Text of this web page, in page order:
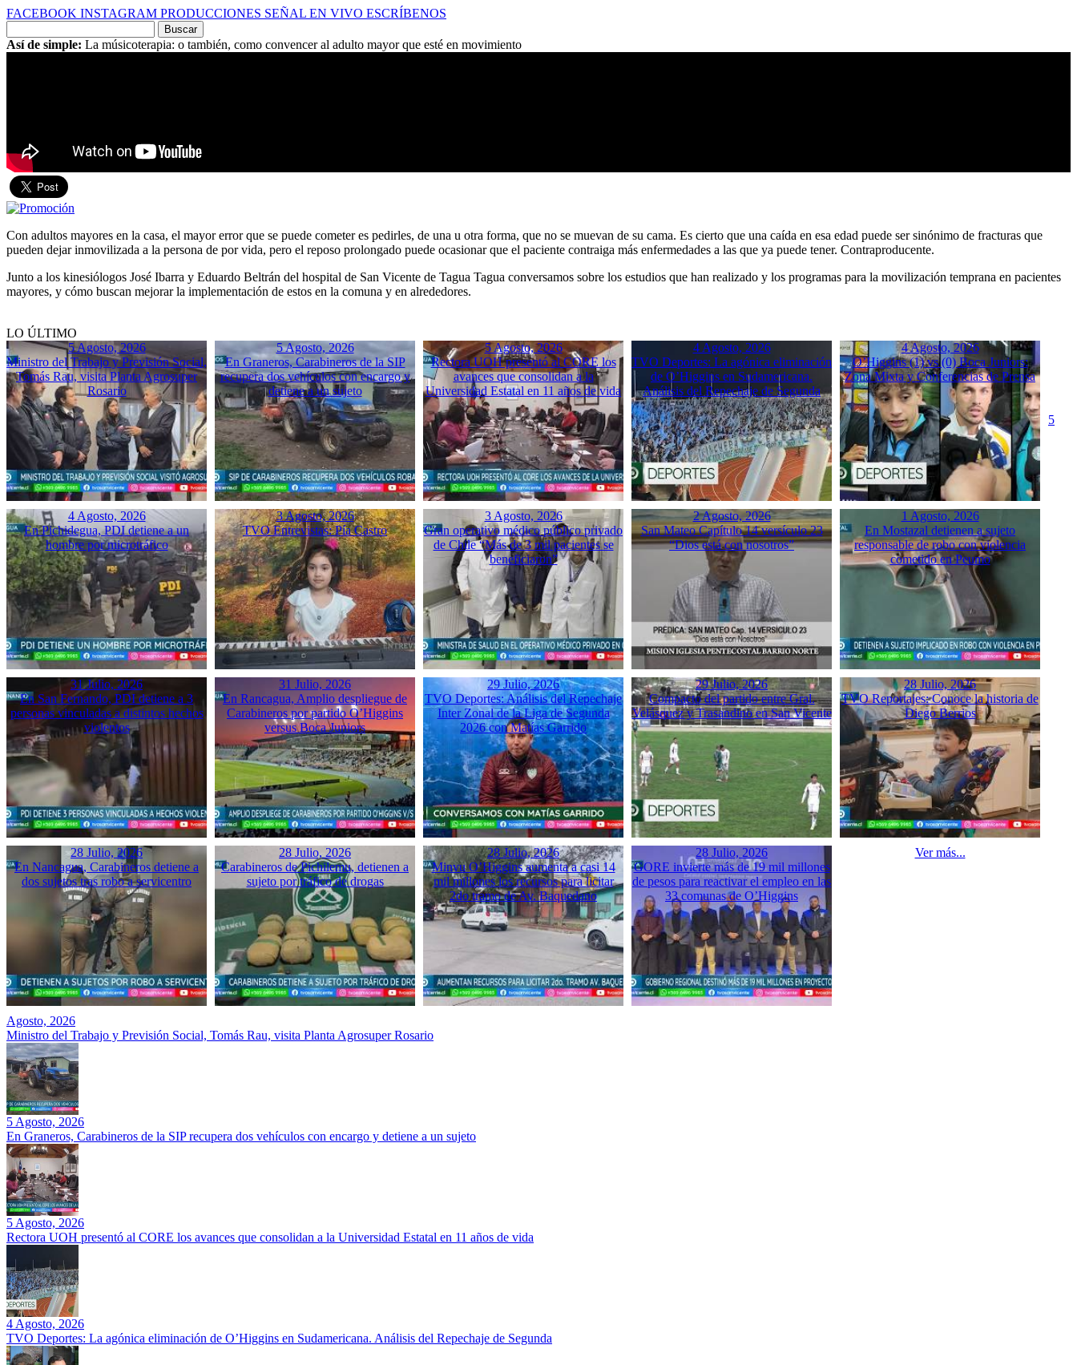
FACEBOOK INSTAGRAM PRODUCCIONES SEÑAL EN VIVO ESCRÍBENOS
por:
Así de simple: La músicoterapia: o también, como convencer al adulto mayor que esté en movimiento
Con adultos mayores en la casa, el mayor error que se puede cometer es pedirles, de una u otra forma, que no se muevan de su cama. Es cierto que una caída en esa edad puede ser sinónimo de fracturas que
pueden dejar inmovilizada a la persona de por vida, pero el reposo prolongado puede ocasionar que el paciente contraiga más enfermedades a las que ya puede tener. Contraproducente.
Junto a los kinesiólogos José Ibarra y Eduardo Beltrán del hospital de San Vicente de Tagua Tagua conversamos sobre los estudios que han realizado y los programas para la movilización temprana en pacientes
mayores, y cómo buscan mejorar la implementación de estos en la comuna y en alrededores.
LO ÚLTIMO
5 Agosto, 2026
Ministro del Trabajo y Previsión Social,
Tomás Rau, visita Planta Agrosuper
Rosario
5 Agosto, 2026
En Graneros, Carabineros de la SIP
recupera dos vehículos con encargo y
detiene a un sujeto
5 Agosto, 2026
Rectora UOH presentó al CORE los
avances que consolidan a la
Universidad Estatal en 11 años de vida
4 Agosto, 2026
TVO Deportes: La agónica eliminación
de O’Higgins en Sudamericana.
Análisis del Repechaje de Segunda
4 Agosto, 2026
O’Higgins (1) vs (0) Boca Juniors:
Zona Mixta y Conferencias de Prensa
4 Agosto, 2026
En Pichidegua, PDI detiene a un
hombre por microtráfico
3 Agosto, 2026
TVO Entrevistas: Pía Castro
3 Agosto, 2026
Gran operativo médico público privado
de Chile “Más de 3 mil pacientes se
beneficiaron”
2 Agosto, 2026
San Mateo Capítulo 14 versículo 23
“Dios está con nosotros”
1 Agosto, 2026
En Mostazal detienen a sujeto
responsable de robo con violencia
cometido en Peumo
31 Julio, 2026
En San Fernando, PDI detiene a 3
personas vinculadas a distintos hechos
violentos
31 Julio, 2026
En Rancagua, Amplio despliegue de
Carabineros por partido O’Higgins
versus Boca Juniors
29 Julio, 2026
TVO Deportes: Análisis del Repechaje
Inter Zonal de la Liga de Segunda
2026 con Matías Garrido
29 Julio, 2026
Compacto del partido entre Gral.
Velásquez y Trasandino en San Vicente
28 Julio, 2026
TVO Reportajes: Conoce la historia de
Diego Berrios
28 Julio, 2026
En Nancagua, Carabineros detiene a
dos sujetos tras robo a servicentro
28 Julio, 2026
Carabineros de Pichilemu, detienen a
sujeto por tráfico de drogas
28 Julio, 2026
Minvu O’Higgins aumenta a casi 14
mil millones los recursos para licitar
2do tramo de Av. Baquedano
28 Julio, 2026
GORE invierte más de 19 mil millones
de pesos para reactivar el empleo en las
33 comunas de O’Higgins
Ver más...
5
Agosto, 2026
Ministro del Trabajo y Previsión Social, Tomás Rau, visita Planta Agrosuper Rosario
5 Agosto, 2026
En Graneros, Carabineros de la SIP recupera dos vehículos con encargo y detiene a un sujeto
5 Agosto, 2026
Rectora UOH presentó al CORE los avances que consolidan a la Universidad Estatal en 11 años de vida
4 Agosto, 2026
TVO Deportes: La agónica eliminación de O’Higgins en Sudamericana. Análisis del Repechaje de Segunda